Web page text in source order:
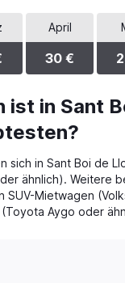
April
30 €
ist in Sant
sich in Sant Boi de
ähnlich). Weitere
SUV-Mietwagen
Aygo oder